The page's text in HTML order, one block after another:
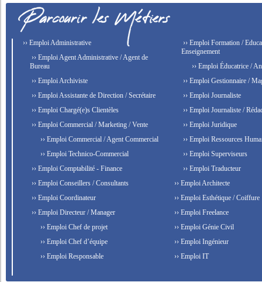
›› Emploi Administrative
›› Emploi Agent Administrative / Agent de
Bureau
›› Emploi Archiviste
›› Emploi Assistante de Direction / Secrétaire
›› Emploi Chargé(e)s Clientèles
›› Emploi Commercial / Marketing / Vente
›› Emploi Commercial / Agent Commercial
›› Emploi Technico-Commercial
›› Emploi Comptabilité - Finance
›› Emploi Conseillers / Consultants
›› Emploi Coordinateur
›› Emploi Directeur / Manager
›› Emploi Chef de projet
›› Emploi Chef d’équipe
›› Emploi Responsable
›› Emploi Formation /
Enseignement
›› Emploi Éducatrice /
›› Emploi Gestionnaire /
›› Emploi Journaliste
›› Emploi Journaliste /
›› Emploi Juridique
›› Emploi Ressources
›› Emploi Superviseurs
›› Emploi Traducteur
›› Emploi Architecte
›› Emploi Esthétique / Coiffure
›› Emploi Freelance
›› Emploi Génie Civil
›› Emploi Ingénieur
›› Emploi IT